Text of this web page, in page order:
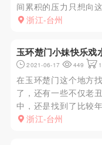
间累积的压力只想向
口了一下，再来个69
后入式，向这个熟...
浙江-台州
玉环楚门小妹快乐戏
2021-06-17 449 1
在玉环楚门这个地方
了，还有一些不仅老
中，还是找到了比较
胜在年轻，老三套，
浙江-台州